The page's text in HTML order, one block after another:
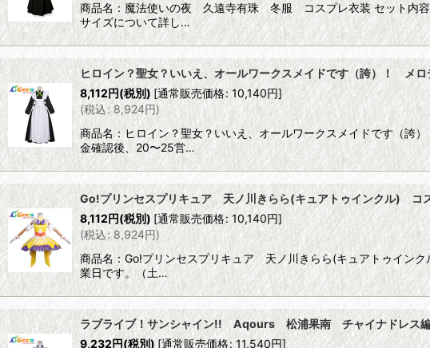
商品名：魔法使いの夜 久遠寺有珠 冬服 コスプレ衣装 セット内容
サイズについて詳し…
ヒロイン？聖女？いいえ、オールワークスメイドです（誇）！ メ
8,112円(税別) [通常販売価格: 10,140円]
(税込: 8,924円)
商品名：ヒロイン？聖女？いいえ、オールワークスメイドです（
金確認後、20〜25営…
Go!プリンセスプリキュア 天ノ川きらら(キュアトゥインクル) コ
8,112円(税別)[通常販売価格: 10,140円]
(税込: 8,924円)
商品名：Go!プリンセスプリキュア 天ノ川きらら(キュアトゥイン
業日です。（土…
ラブライブ！サンシャイン!! Aqours 松浦果南 チャイナドレス
9,232円(税別)[通常販売価格: 11,540円]